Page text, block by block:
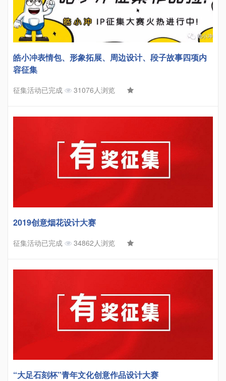
皓小冲表情包、形象拓展、周边设计、段子故事四项内
容征集
征集活动已完成 31076人浏览
2019创意烟花设计大赛
征集活动已完成 34862人浏览
“大足石刻杯”青年文化创意作品设计大赛